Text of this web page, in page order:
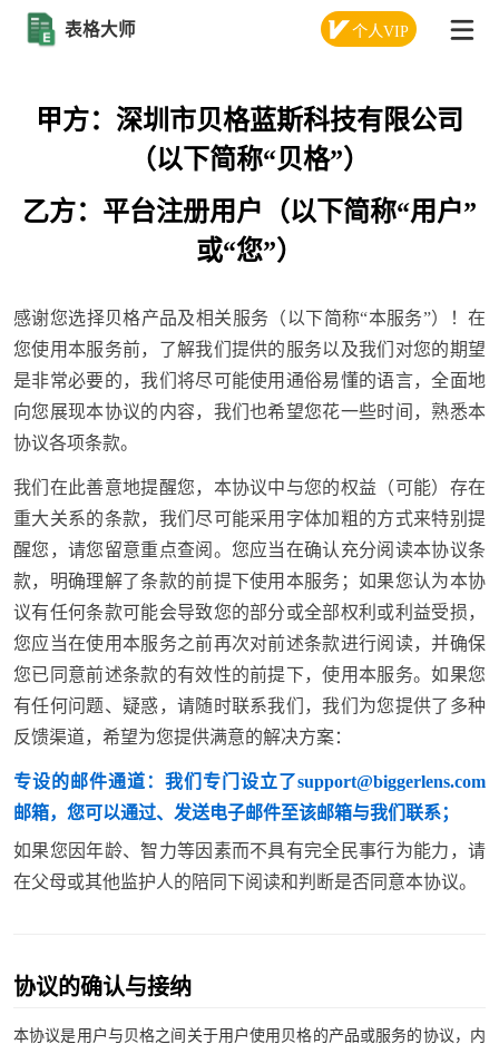
表格大师 个人VIP
甲方：深圳市贝格蓝斯科技有限公司
（以下简称“贝格”）
乙方：平台注册用户（以下简称“用户”
或“您”）
感谢您选择贝格产品及相关服务（以下简称“本服务”）！在
您使用本服务前，了解我们提供的服务以及我们对您的期望
是非常必要的，我们将尽可能使用通俗易懂的语言，全面地
向您展现本协议的内容，我们也希望您花一些时间，熟悉本
协议各项条款。
我们在此善意地提醒您，本协议中与您的权益（可能）存在
重大关系的条款，我们尽可能采用字体加粗的方式来特别提
醒您，请您留意重点查阅。您应当在确认充分阅读本协议条
款，明确理解了条款的前提下使用本服务；如果您认为本协
议有任何条款可能会导致您的部分或全部权利或利益受损，
您应当在使用本服务之前再次对前述条款进行阅读，并确保
您已同意前述条款的有效性的前提下，使用本服务。如果您
有任何问题、疑惑，请随时联系我们，我们为您提供了多种
反馈渠道，希望为您提供满意的解决方案：
专设的邮件通道：我们专门设立了support@biggerlens.com
邮箱，您可以通过、发送电子邮件至该邮箱与我们联系；
如果您因年龄、智力等因素而不具有完全民事行为能力，请
在父母或其他监护人的陪同下阅读和判断是否同意本协议。
协议的确认与接纳
本协议是用户与贝格之间关于用户使用贝格的产品或服务的协议，内